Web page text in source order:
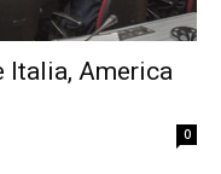
Italia, America
0